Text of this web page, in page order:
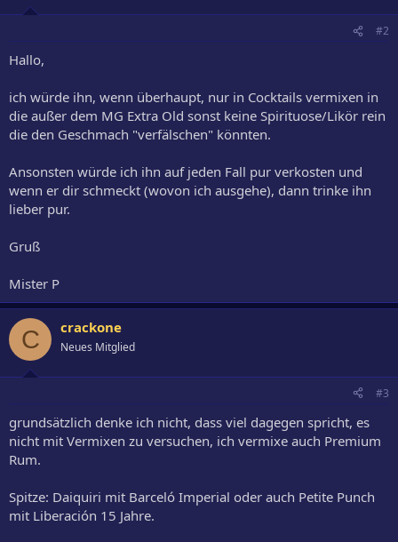
#2
Hallo,
ich würde ihn, wenn überhaupt, nur in Cocktails vermixen in
die außer dem MG Extra Old sonst keine Spirituose/Likör rein
die den Geschmach "verfälschen" könnten.
Ansonsten würde ich ihn auf jeden Fall pur verkosten und
wenn er dir schmeckt (wovon ich ausgehe), dann trinke ihn
lieber pur.
Gruß
Mister P
C crackone
Neues Mitglied
#3
grundsätzlich denke ich nicht, dass viel dagegen spricht, es
nicht mit Vermixen zu versuchen, ich vermixe auch Premium
Rum.
Spitze: Daiquiri mit Barceló Imperial oder auch Petite Punch
mit Liberación 15 Jahre.